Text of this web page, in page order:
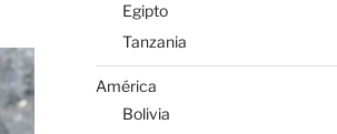
Egipto
Tanzania
América
Bolivia